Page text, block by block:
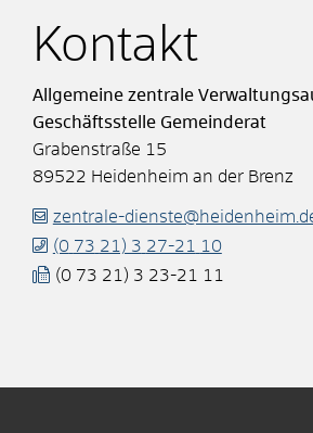
Kontakt
Allgemeine zentrale
Geschäftsstelle Gemeinderat
Grabenstraße 15
89522 Heidenheim an der Brenz
zentrale-
(0 73 21) 3 27-21
10
(0 73 21) 3 23-21 11